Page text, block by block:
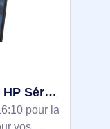
Écran WUXGA 24 pouces HP Série 7 Pro - 724pn - 8X534AA#ABB
pour la
vos